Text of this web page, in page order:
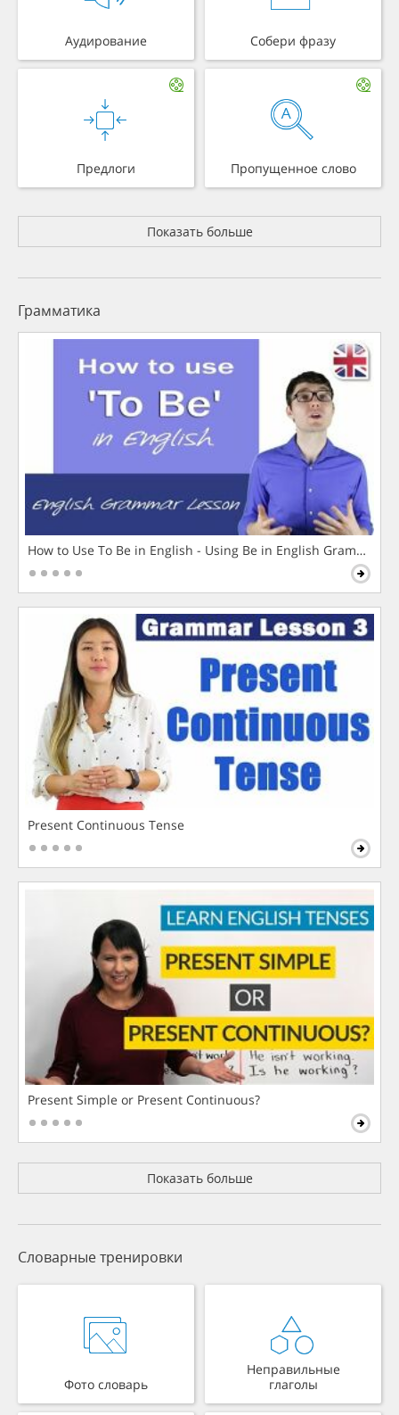
Аудирование Собери фразу
Предлоги Пропущенное слово
Показать больше
Грамматика
How to Use To Be in English - Using Be in English Grammar
Present Continuous Tense
Present Simple or Present Continuous?
Показать больше
Словарные тренировки
Фото словарь
Неправильные
глаголы